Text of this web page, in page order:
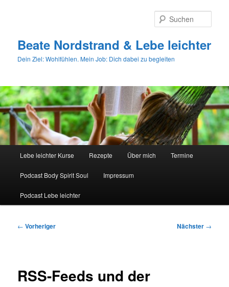
Beate Nordstrand & Lebe leichter
Dein Ziel: Wohlfühlen. Mein Job: Dich dabei zu begleiten
Lebe leichter Kurse Rezepte Über mich Termine
Podcast Body Spirit Soul Impressum
Podcast Lebe leichter
Beitragsnavigation
← Vorheriger Nächster →
RSS-Feeds und der